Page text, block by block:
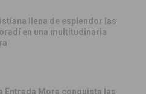
llena de esplendor las
en una multitudinaria
Entrada Mora conquista las